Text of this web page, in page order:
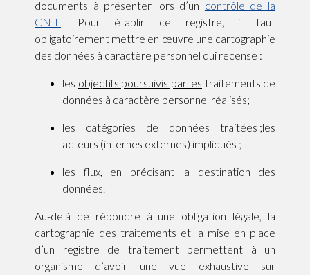
documents à présenter lors d’un contrôle de la
CNIL . Pour établir ce registre, il faut
obligatoirement mettre en œuvre une cartographie
des données à caractère personnel qui recense :
les objectifs poursuivis par les traitements de
données à caractère personnel réalisés;
les catégories de données traitées ;les
acteurs (internes externes) impliqués ;
les flux, en précisant la destination des
données.
Au-delà de répondre à une obligation légale, la
cartographie des traitements et la mise en place
d’un registre de traitement permettent à un
organisme d’avoir une vue exhaustive sur